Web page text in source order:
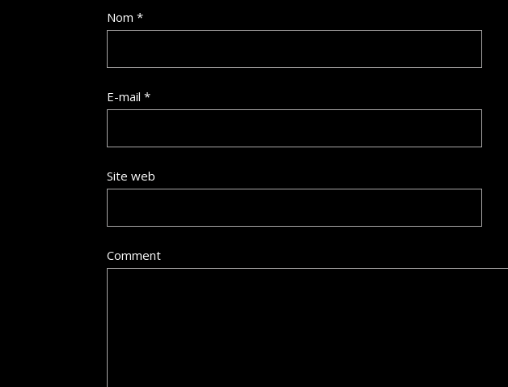
Nom *
E-mail *
Site web
Comment